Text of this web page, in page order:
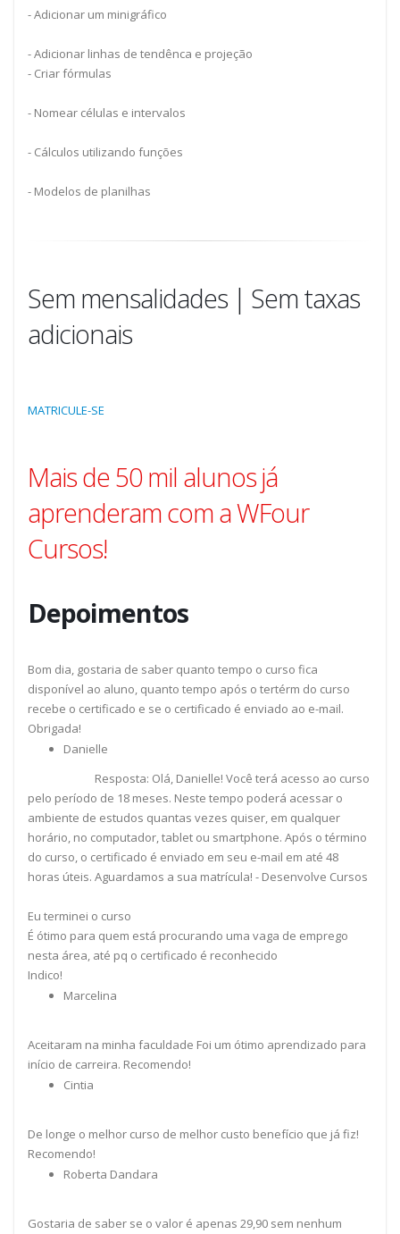
- Adicionar um minigráfico
- Adicionar linhas de tendênca e projeção
- Criar fórmulas
- Nomear células e intervalos
- Cálculos utilizando funções
- Modelos de planilhas
Sem mensalidades | Sem taxas
adicionais
MATRICULE-SE
Mais de 50 mil alunos já
aprenderam com a WFour
Cursos!
Depoimentos
Bom dia, gostaria de saber quanto tempo o curso fica
disponível ao aluno, quanto tempo após o tertérm do curso
recebe o certificado e se o certificado é enviado ao e-mail.
Obrigada!
Danielle
Resposta: Olá, Danielle! Você terá acesso ao curso
pelo período de 18 meses. Neste tempo poderá acessar o
ambiente de estudos quantas vezes quiser, em qualquer
horário, no computador, tablet ou smartphone. Após o término
do curso, o certificado é enviado em seu e-mail em até 48
horas úteis. Aguardamos a sua matrícula! - Desenvolve Cursos
Eu terminei o curso
É ótimo para quem está procurando uma vaga de emprego
nesta área, até pq o certificado é reconhecido
Indico!
Marcelina
Aceitaram na minha faculdade Foi um ótimo aprendizado para
início de carreira. Recomendo!
Cintia
De longe o melhor curso de melhor custo benefício que já fiz!
Recomendo!
Roberta Dandara
Gostaria de saber se o valor é apenas 29,90 sem nenhum